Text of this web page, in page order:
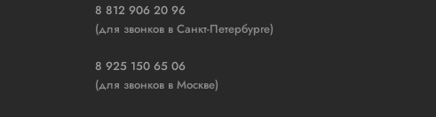
8 812 906 20 96
(для звонков в Санкт-Петербурге)
8 925 150 65 06
(для звонков в Москве)